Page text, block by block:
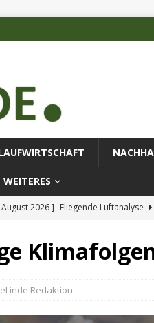
WEITERES
August 2026 ] Fliegende Luftanalyse
Redaktion